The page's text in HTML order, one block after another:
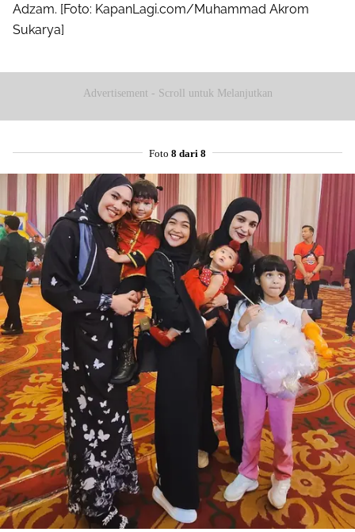
Adzam. [Foto: KapanLagi.com/Muhammad Akrom
Sukarya]
Advertisement - Scroll untuk Melanjutkan
Foto 8 dari 8